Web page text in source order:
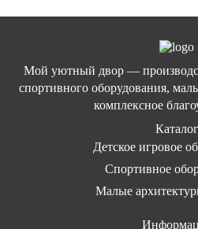
Мой уютный двор —
спортивного оборудования,
комплексное
Каталог
Детское игровое
Спортивное
Малые